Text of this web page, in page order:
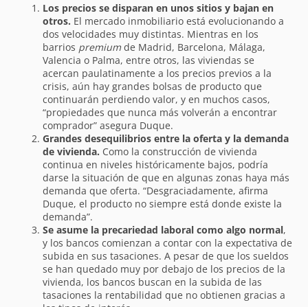
Los precios se disparan en unos sitios y bajan en
otros. El mercado inmobiliario está evolucionando a
dos velocidades muy distintas. Mientras en los
barrios premiumde Madrid, Barcelona, Málaga,
Valencia o Palma, entre otros, las viviendas se
acercan paulatinamente a los precios previos a la
crisis, aún hay grandes bolsas de producto que
continuarán perdiendo valor, y en muchos casos,
“propiedades que nunca más volverán a encontrar
comprador” asegura Duque.
Grandes desequilibrios entre la oferta y la demanda
de vivienda. Como la construcción de vivienda
continua en niveles históricamente bajos, podría
darse la situación de que en algunas zonas haya más
demanda que oferta. “Desgraciadamente, afirma
Duque, el producto no siempre está donde existe la
demanda”.
Se asume la precariedad laboral como algo normal,
y los bancos comienzan a contar con la expectativa de
subida en sus tasaciones. A pesar de que los sueldos
se han quedado muy por debajo de los precios de la
vivienda, los bancos buscan en la subida de las
tasaciones la rentabilidad que no obtienen gracias a